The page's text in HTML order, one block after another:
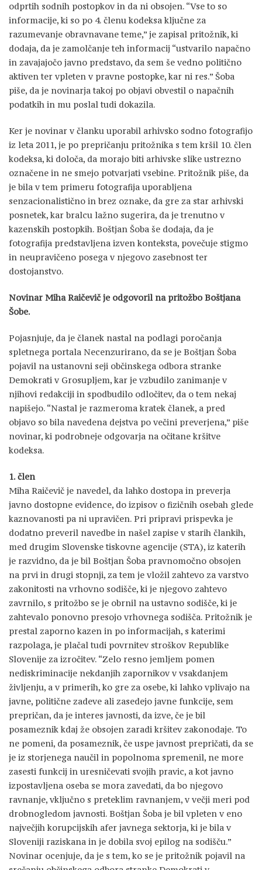
odprtih sodnih postopkov in da ni obsojen. “Vse to so
informacije, ki so po 4. členu kodeksa ključne za
razumevanje obravnavane teme,” je zapisal pritožnik, ki
dodaja, da je zamolčanje teh informacij “ustvarilo napačno
in zavajajočo javno predstavo, da sem še vedno politično
aktiven ter vpleten v pravne postopke, kar ni res.” Šoba
piše, da je novinarja takoj po objavi obvestil o napačnih
podatkih in mu poslal tudi dokazila.
Ker je novinar v članku uporabil arhivsko sodno fotografijo
iz leta 2011, je po prepričanju pritožnika s tem kršil 10. člen
kodeksa, ki določa, da morajo biti arhivske slike ustrezno
označene in ne smejo potvarjati vsebine. Pritožnik piše, da
je bila v tem primeru fotografija uporabljena
senzacionalistično in brez oznake, da gre za star arhivski
posnetek, kar bralcu lažno sugerira, da je trenutno v
kazenskih postopkih. Boštjan Šoba še dodaja, da je
fotografija predstavljena izven konteksta, povečuje stigmo
in neupravičeno posega v njegovo zasebnost ter
dostojanstvo.
Novinar Miha Raičevič je odgovoril na pritožbo Boštjana
Šobe.
Pojasnjuje, da je članek nastal na podlagi poročanja
spletnega portala Necenzurirano, da se je Boštjan Šoba
pojavil na ustanovni seji občinskega odbora stranke
Demokrati v Grosupljem, kar je vzbudilo zanimanje v
njihovi redakciji in spodbudilo odločitev, da o tem nekaj
napišejo. “Nastal je razmeroma kratek članek, a pred
objavo so bila navedena dejstva po večini preverjena,” piše
novinar, ki podrobneje odgovarja na očitane kršitve
kodeksa.
1. člen
Miha Raičevič je navedel, da lahko dostopa in preverja
javno dostopne evidence, do izpisov o fizičnih osebah glede
kaznovanosti pa ni upravičen. Pri pripravi prispevka je
dodatno preveril navedbe in našel zapise v starih člankih,
med drugim Slovenske tiskovne agencije (STA), iz katerih
je razvidno, da je bil Boštjan Šoba pravnomočno obsojen
na prvi in drugi stopnji, za tem je vložil zahtevo za varstvo
zakonitosti na vrhovno sodišče, ki je njegovo zahtevo
zavrnilo, s pritožbo se je obrnil na ustavno sodišče, ki je
zahtevalo ponovno presojo vrhovnega sodišča. Pritožnik je
prestal zaporno kazen in po informacijah, s katerimi
razpolaga, je plačal tudi povrnitev stroškov Republike
Slovenije za izročitev. “Zelo resno jemljem pomen
nediskriminacije nekdanjih zapornikov v vsakdanjem
življenju, a v primerih, ko gre za osebe, ki lahko vplivajo na
javne, politične zadeve ali zasedejo javne funkcije, sem
prepričan, da je interes javnosti, da izve, če je bil
posameznik kdaj že obsojen zaradi kršitev zakonodaje. To
ne pomeni, da posameznik, če uspe javnost prepričati, da se
je iz storjenega naučil in popolnoma spremenil, ne more
zasesti funkcij in uresničevati svojih pravic, a kot javno
izpostavljena oseba se mora zavedati, da bo njegovo
ravnanje, vključno s preteklim ravnanjem, v večji meri pod
drobnogledom javnosti. Boštjan Šoba je bil vpleten v eno
največjih korupcijskih afer javnega sektorja, ki je bila v
Sloveniji raziskana in je dobila svoj epilog na sodišču.”
Novinar ocenjuje, da je s tem, ko se je pritožnik pojavil na